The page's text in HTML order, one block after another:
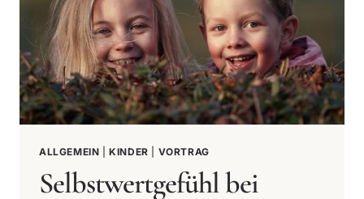
ALLGEMEIN |KINDER VORTRAG
Selbstwertgefühl bei